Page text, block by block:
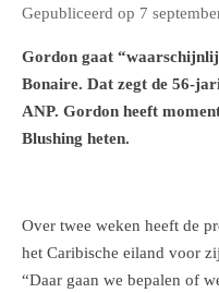
Gepubliceerd op 7
Gordon gaat
Bonaire. Dat zegt de 56-
ANP. Gordon heeft
Blushing heten.
Over twee weken heeft de
het Caribische eiland voor
“Daar gaan we bepalen of